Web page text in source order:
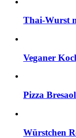
Thai-Wurst
Veganer
Pizza
Würstchen